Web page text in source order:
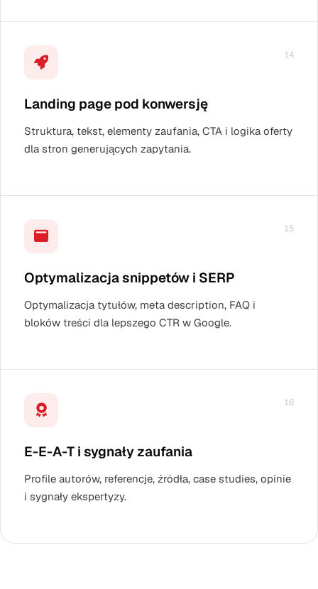
14
Landing page pod konwersję
Struktura, tekst, elementy zaufania, CTA i logika oferty
dla stron generujących zapytania.
15
Optymalizacja snippetów i SERP
Optymalizacja tytułów, meta description, FAQ i
bloków treści dla lepszego CTR w Google.
16
E-E-A-T i sygnały zaufania
Profile autorów, referencje, źródła, case studies, opinie
i sygnały ekspertyzy.